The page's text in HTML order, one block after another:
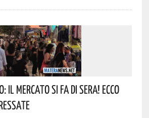
Il Mercato Si Fa Di Sera! Ecco